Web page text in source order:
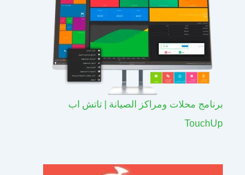
برنامج محلات ومراكز الصيانة | تاتش اب
TouchUp